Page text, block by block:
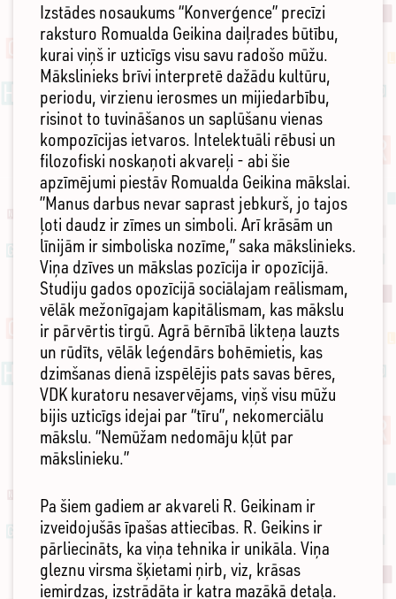
Izstādes nosaukums “Konverģence” precīzi
raksturo Romualda Geikina daiļrades būtību,
kurai viņš ir uzticīgs visu savu radošo mūžu.
Mākslinieks brīvi interpretē dažādu kultūru,
periodu, virzienu ierosmes un mijiedarbību,
risinot to tuvināšanos un saplūšanu vienas
kompozīcijas ietvaros. Intelektuāli rēbusi un
filozofiski noskaņoti akvareļi - abi šie
apzīmējumi piestāv Romualda Geikina mākslai.
”Manus darbus nevar saprast jebkurš, jo tajos
ļoti daudz ir zīmes un simboli. Arī krāsām un
līnijām ir simboliska nozīme,” saka mākslinieks.
Viņa dzīves un mākslas pozīcija ir opozīcijā.
Studiju gados opozīcijā sociālajam reālismam,
vēlāk mežonīgajam kapitālismam, kas mākslu
ir pārvērtis tirgū. Agrā bērnībā likteņa lauzts
un rūdīts, vēlāk leģendārs bohēmietis, kas
dzimšanas dienā izspēlējis pats savas bēres,
VDK kuratoru nesavervējams, viņš visu mūžu
bijis uzticīgs idejai par “tīru”, nekomerciālu
mākslu. “Nemūžam nedomāju kļūt par
mākslinieku.”
Pa šiem gadiem ar akvareli R. Geikinam ir
izveidojušās īpašas attiecības. R. Geikins ir
pārliecināts, ka viņa tehnika ir unikāla. Viņa
gleznu virsma šķietami ņirb, viz, krāsas
iemirdzas, izstrādāta ir katra mazākā detaļa.